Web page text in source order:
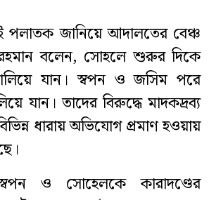
পলাতক জানিয়ে আদালতের বেঞ্চ
বলেন, সোহলে শুরুর দিকে
যান। স্বপন ও জসিম পরে
যান। তাদের বিরুদ্ধে মাদকদ্রব্য
ধারায় অভিযোগ প্রমাণ হওয়ায়
ও সোহেলকে কারাদণ্ডের